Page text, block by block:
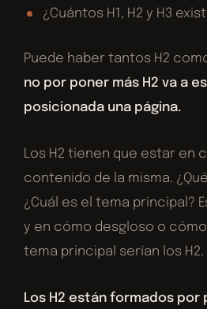
¿Cuántos H1, H2 y H3
Puede haber tantos H2
no por poner más H2 va a
posicionada una página.
Los H2 tienen que estar en
contenido de la misma.
¿Cuál es el tema principal?
y en cómo desgloso o
tema principal serían los H2.
Los H2 están formados por